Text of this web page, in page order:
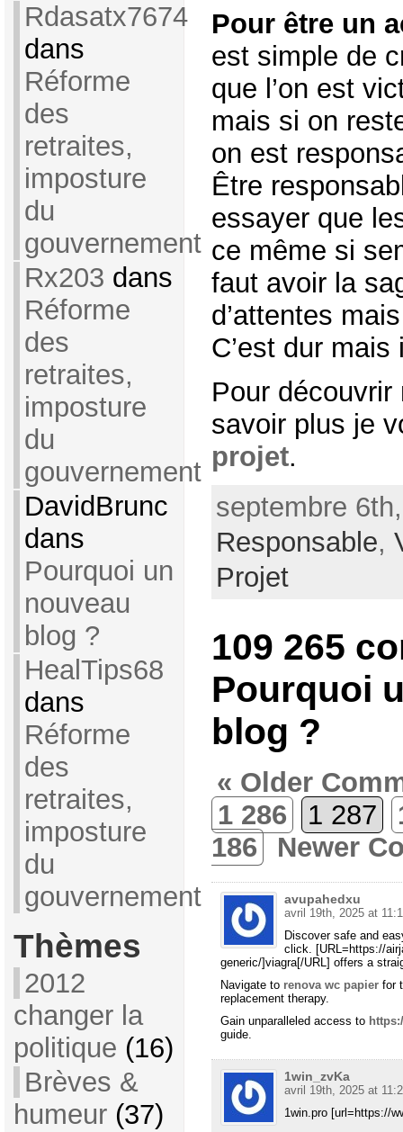
Rdasatx7674
dans
Réforme
des
retraites,
imposture
du
gouvernement
Rx203 dans
Réforme
des
retraites,
imposture
du
gouvernement
DavidBrunc
dans
Pourquoi un
nouveau
blog ?
HealTips68
dans
Réforme
des
retraites,
imposture
du
gouvernement
Thèmes
2012
changer la
politique (16)
Brèves &
humeur(37)
Pour être un
est simple de
que l’on est
mais si on
on est
Être
essayer que
ce même si
faut avoir la
d’attentes
C’est dur
Pour
savoir plus je
projet.
septembre
Responsable,
Projet
109 265
Pourquoi
blog ?
« Older
1 286
1 287
186
Newer
avupahedxu
avril 19th, 2025 at
Discover safe and
click. [URL=https://
generic/]viagra[/URL] offers a
Navigate to renova wc papierfor
replacement therapy.
Gain unparalleled access to
guide.
1win_zvKa
avril 19th, 2025 at
1win.pro [url=https://